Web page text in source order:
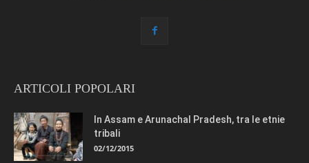
ARTICOLI POPOLARI
In Assam e Arunachal Pradesh, tra le etnie
tribali
02/12/2015